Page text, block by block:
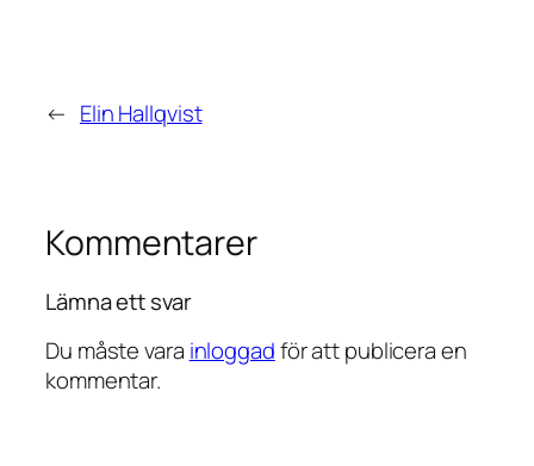
← Elin Hallqvist
Kommentarer
Lämna ett svar
Du måste vara inloggadför att publicera en
kommentar.